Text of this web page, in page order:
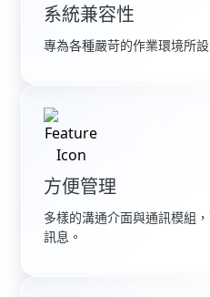
系統兼容性
專為各種嚴苛的作業環境所設
方便管理
多樣的溝通介面與通訊模組
訊息。